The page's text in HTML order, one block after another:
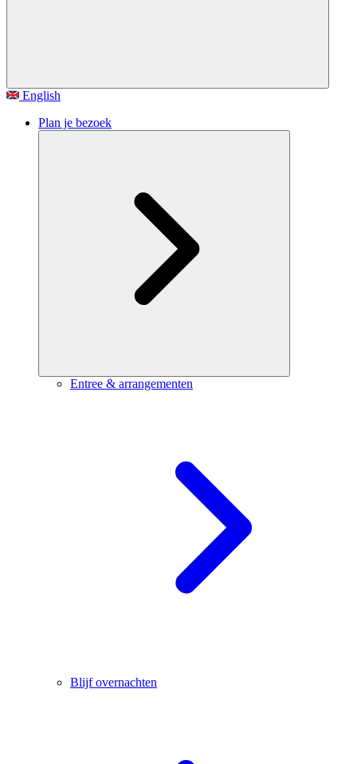
English
Plan je bezoek
Entree & arrangementen
Blijf overnachten